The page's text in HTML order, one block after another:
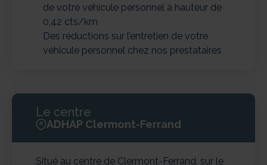
de votre véhicule personnel à hauteur de
0,42 cts/km
Des réductions sur l’entretien de votre
véhicule personnel chez nos prestataires
Le centre
ADHAP Clermont-Ferrand
Situé au centre de Clermont-Ferrand, sur le